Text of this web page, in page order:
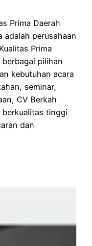
Prima Daerah
adalah perusahaan
Prima
pilihan
kebutuhan acara
seminar,
CV Berkah
berkualitas tinggi
dan